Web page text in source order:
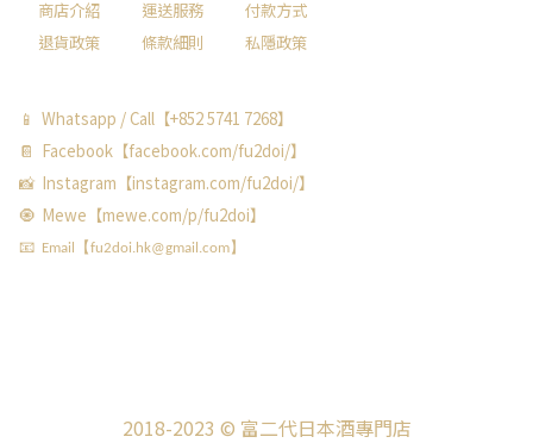
商店介紹 運送服務
付款方式
退貨政策
條款細則 私隱政策
📱 Whatsapp / Call【+852 5741 7268】
📔 Facebook【facebook.com/fu2doi/】
📸 Instagram【instagram.com/fu2doi/】
🧿 Mewe【mewe.com/p/fu2doi】
📧 Email【fu2doi.hk@gmail.com】
2018-2023 © 富二代日本酒專門店